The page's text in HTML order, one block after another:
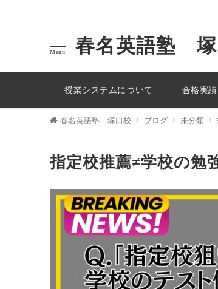
Menu 春名英語塾 塚
授業システムについて 合格実績
春名英語塾 塚口校 ブログ 未分類
指定校推薦≠学校の勉